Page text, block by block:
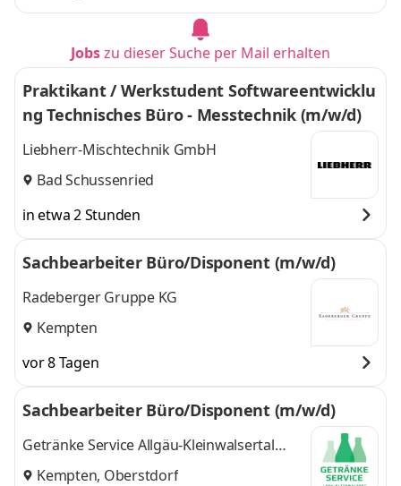
Jobszu dieser Suche per Mail erhalten
Praktikant / Werkstudent Softwareentwicklu
ng Technisches Büro - Messtechnik (m/w/d)
Liebherr-Mischtechnik GmbH
Bad Schussenried
in etwa 2 Stunden
Sachbearbeiter Büro/Disponent (m/w/d)
Radeberger Gruppe KG
Kempten
vor 8 Tagen
Sachbearbeiter Büro/Disponent (m/w/d)
Getränke Service Allgäu-Kleinwalsertal
GmbH
Kempten, Oberstdorf